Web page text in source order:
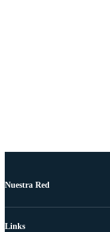
Nuestra Red
Links